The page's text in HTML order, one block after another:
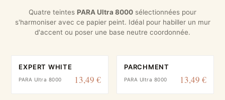
Quatre teintes PARA Ultra 8000 sélectionnées pour
s'harmoniser avec ce papier peint. Idéal pour habiller un mur
d'accent ou poser une base neutre coordonnée.
EXPERT WHITE
PARA Ultra 8000 13,49 €
PARCHMENT
PARA Ultra 8000 13,49 €